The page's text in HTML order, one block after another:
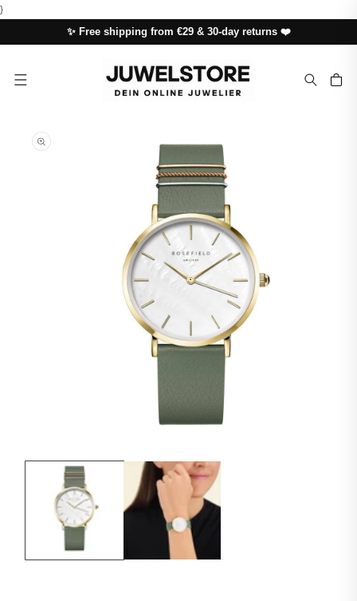
}
CONTENT
✨ Free shipping from €29 & 30-day returns ❤️
Cart
PRODUCT
INFORMATION
OPEN
MEDIA
MODAL